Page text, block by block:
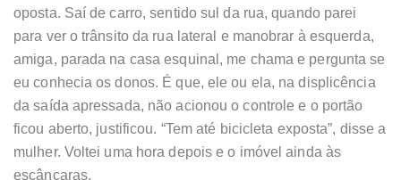
oposta. Saí de carro, sentido sul da rua, quando parei
para ver o trânsito da rua lateral e manobrar à esquerda,
amiga, parada na casa esquinal, me chama e pergunta se
eu conhecia os donos. É que, ele ou ela, na displicência
da saída apressada, não acionou o controle e o portão
ficou aberto, justificou. “Tem até bicicleta exposta”, disse a
mulher. Voltei uma hora depois e o imóvel ainda às
escâncaras.